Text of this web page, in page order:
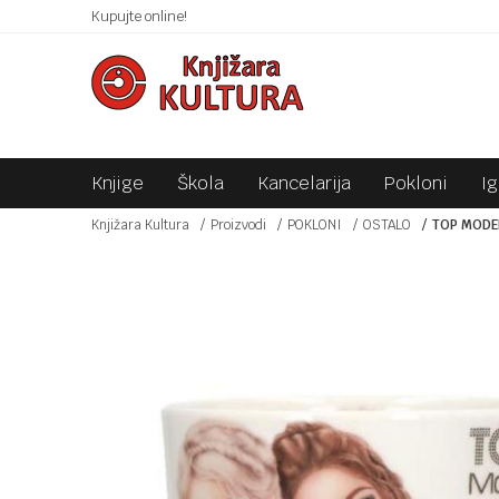
Kupujte online!SIGURNO PLAĆANJE PLATNIM KARTICAMA!
Knjige Škola Kancelarija Pokloni
Knjižara Kultura Proizvodi POKLONI OSTALO TOP